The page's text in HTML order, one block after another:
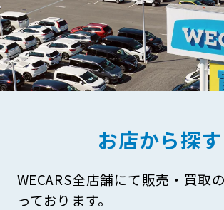
お店から探す
WECARS全店舗にて販売・買取
っております。